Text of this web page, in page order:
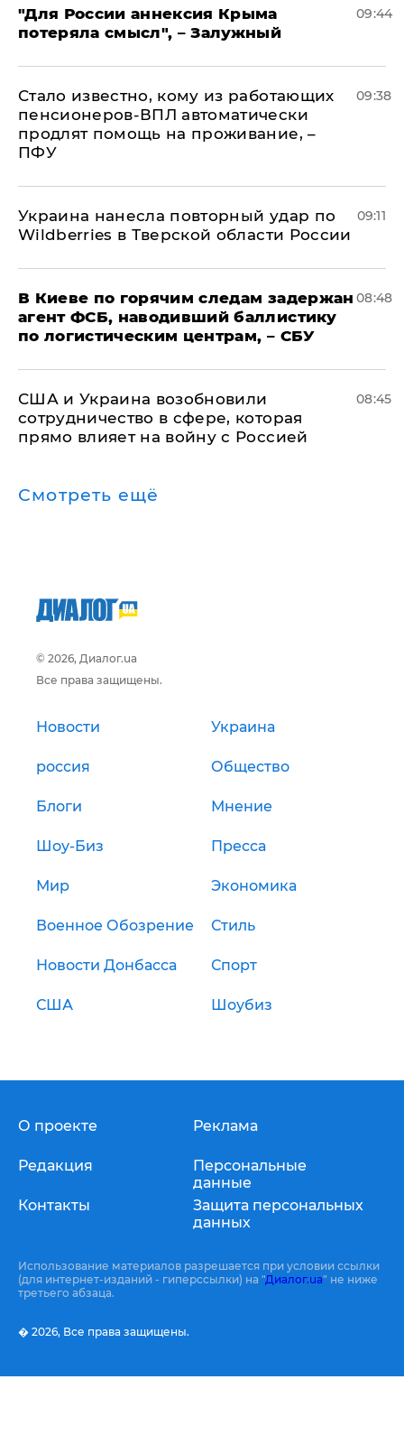
"Для России аннексия Крыма
потеряла смысл", – Залужный
09:44
Стало известно, кому из работающих
пенсионеров-ВПЛ автоматически
продлят помощь на проживание, –
ПФУ
09:38
Украина нанесла повторный удар по
Wildberries в Тверской области России
09:11
В Киеве по горячим следам задержан
агент ФСБ, наводивший баллистику
по логистическим центрам, – СБУ
08:48
США и Украина возобновили
сотрудничество в сфере, которая
прямо влияет на войну с Россией
08:45
Смотреть ещё
© 2026, Диалог.ua
Все права защищены.
Новости Украина
россия Общество
Блоги Мнение
Шоу-Биз Пресса
Мир Экономика
Военное Обозрение Стиль
Новости Донбасса Спорт
США Шоубиз
О проекте
Редакция
Контакты
Реклама
Персональные
данные
Защита персональных
данных
Использование материалов разрешается при условии ссылки
(для интернет-изданий - гиперссылки) на "Диалог.ua" не ниже
третьего абзаца.
� 2026, Все права защищены.